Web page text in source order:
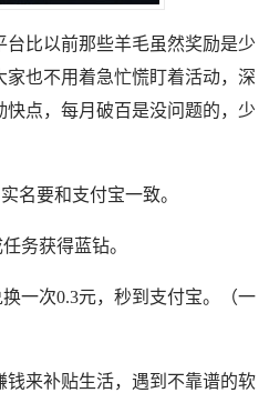
台比以前那些羊毛虽然奖励是少
也不用着急忙慌盯着活动，深
点，每月破百是没问题的，少
名要和支付宝一致。
务获得蓝钻。
一次0.3元，秒到支付宝。（一
钱来补贴生活，遇到不靠谱的软